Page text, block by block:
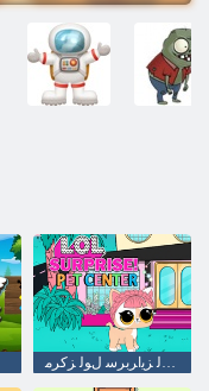
ﺔﻔﻴﻟﻷ ﺍ ﺕﺎﻧﺍﻮﻴﺤﻠﻟ ﺰﻳﺍﺮﺑﺮﺳ ﻝﻮﻟ ﺰﻛﺮﻣ